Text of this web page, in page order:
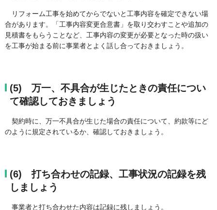
リフォーム工事を始めてからでないと工事内容を確定できない場
合があります。「工事内容変更合意書」を取り交わすことや追加の
見積書をもらうことなど、工事内容の変更が必要となった時の扱い
を工事が始まる前に事業者とよく話し合っておきましょう。
(5) 万一、不具合が生じたときの責任につい
て確認しておきましょう
契約時に、万一不具合が生じた場合の責任について、約款等にど
のように規定されているか、確認しておきましょう。
(6) 打ち合わせの記録、工事状況の記録を残
しましょう
事業者と打ち合わせた内容は記録に残しましょう。